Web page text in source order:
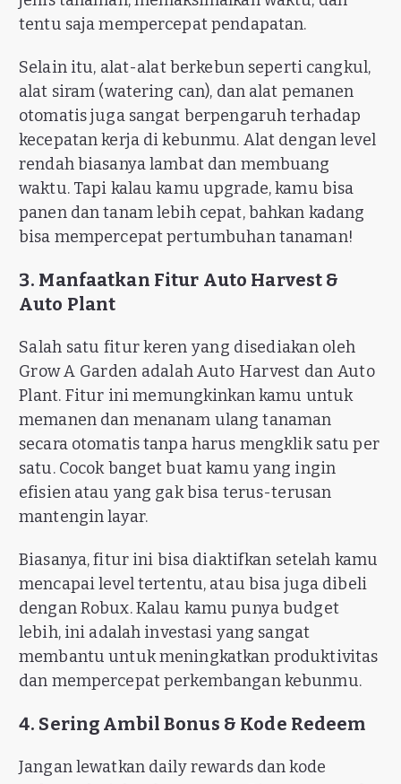
tentu saja mempercepat pendapatan.
Selain itu, alat-alat berkebun seperti cangkul,
alat siram (watering can), dan alat pemanen
otomatis juga sangat berpengaruh terhadap
kecepatan kerja di kebunmu. Alat dengan level
rendah biasanya lambat dan membuang
waktu. Tapi kalau kamu upgrade, kamu bisa
panen dan tanam lebih cepat, bahkan kadang
bisa mempercepat pertumbuhan tanaman!
3. Manfaatkan Fitur Auto Harvest &
Auto Plant
Salah satu fitur keren yang disediakan oleh
Grow A Garden adalah Auto Harvest dan Auto
Plant. Fitur ini memungkinkan kamu untuk
memanen dan menanam ulang tanaman
secara otomatis tanpa harus mengklik satu per
satu. Cocok banget buat kamu yang ingin
efisien atau yang gak bisa terus-terusan
mantengin layar.
Biasanya, fitur ini bisa diaktifkan setelah kamu
mencapai level tertentu, atau bisa juga dibeli
dengan Robux. Kalau kamu punya budget
lebih, ini adalah investasi yang sangat
membantu untuk meningkatkan produktivitas
dan mempercepat perkembangan kebunmu.
4. Sering Ambil Bonus & Kode Redeem
Jangan lewatkan daily rewards dan kode